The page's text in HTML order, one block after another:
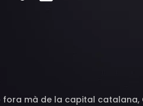
mà de la capital catalana,